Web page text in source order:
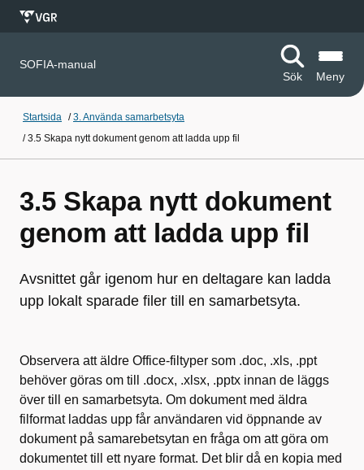
SOFIA-manual
Sök
Meny
Startsida /3. Använda samarbetsyta
/3.5 Skapa nytt dokument genom att ladda upp fil
3.5 Skapa nytt dokument
genom att ladda upp fil
Avsnittet går igenom hur en deltagare kan ladda
upp lokalt sparade filer till en samarbetsyta.
Observera att äldre Office-filtyper som .doc, .xls, .ppt
behöver göras om till .docx, .xlsx, .pptx innan de läggs
över till en samarbetsyta. Om dokument med äldra
filformat laddas upp får användaren vid öppnande av
dokument på samarebetsytan en fråga om att göra om
dokumentet till ett nyare format. Det blir då en kopia med